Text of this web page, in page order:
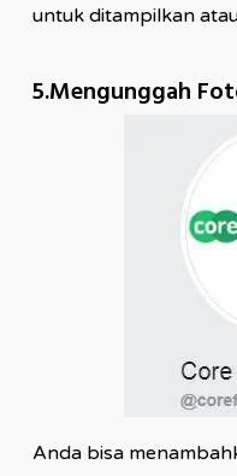
untuk ditampilkan
5.Mengunggah
Anda bisa